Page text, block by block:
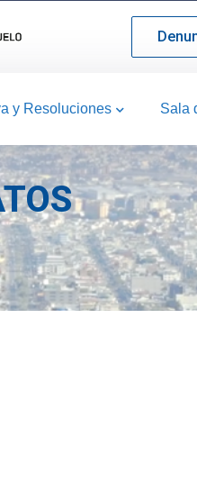
y Resoluciones Sala